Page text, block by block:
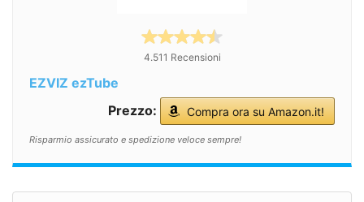
4.511 Recensioni
EZVIZ ezTube
Prezzo:
Compra ora su Amazon.it!
Risparmio assicurato e spedizione veloce sempre!